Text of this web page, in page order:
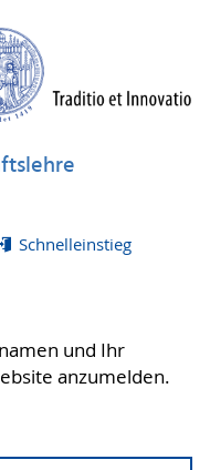
Schnelleinstieg
und Ihr
anzumelden.